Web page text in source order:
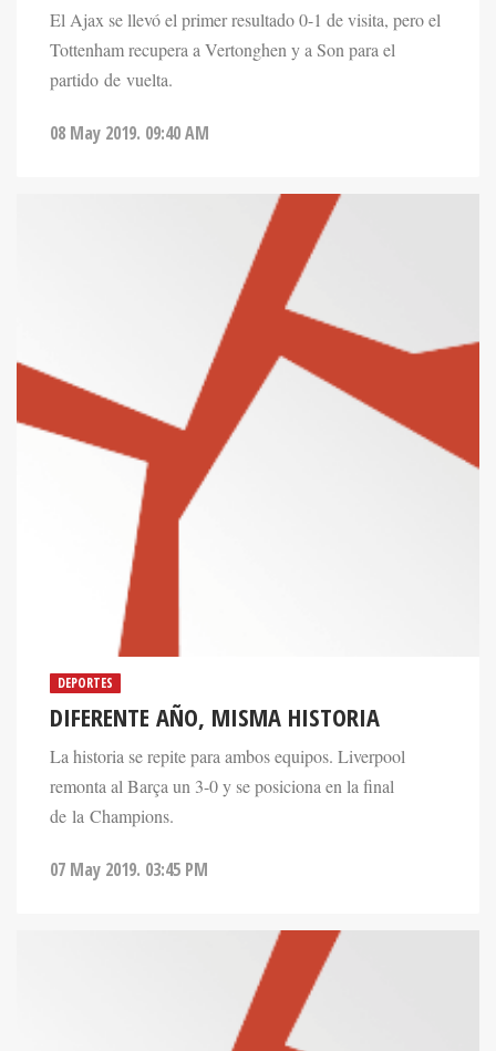
El Ajax se llevó el primer resultado 0-1 de visita, pero el
Tottenham recupera a Vertonghen y a Son para el
partido de vuelta.
08 May 2019. 09:40 AM
DEPORTES
DIFERENTE AÑO, MISMA HISTORIA
La historia se repite para ambos equipos. Liverpool
remonta al Barça un 3-0 y se posiciona en la final
de la Champions.
07 May 2019. 03:45 PM